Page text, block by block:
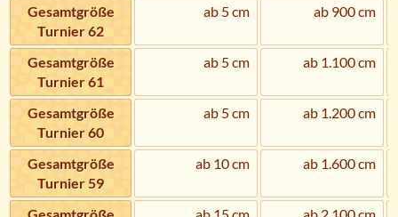
Gesamtgröße
Turnier 62
ab 5 cm ab 900 cm
Gesamtgröße
Turnier 61
ab 5 cm ab 1.100 cm
Gesamtgröße
Turnier 60
ab 5 cm ab 1.200 cm
Gesamtgröße
Turnier 59
ab 10 cm ab 1.600 cm